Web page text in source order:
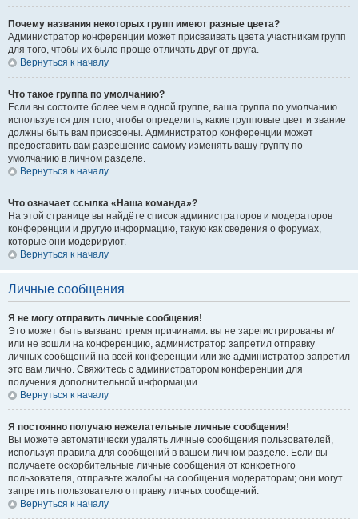
Почему названия некоторых групп имеют разные цвета?
Администратор конференции может присваивать цвета участникам групп
для того, чтобы их было проще отличать друг от друга.
Вернуться к началу
Что такое группа по умолчанию?
Если вы состоите более чем в одной группе, ваша группа по умолчанию
используется для того, чтобы определить, какие групповые цвет и звание
должны быть вам присвоены. Администратор конференции может
предоставить вам разрешение самому изменять вашу группу по
умолчанию в личном разделе.
Вернуться к началу
Что означает ссылка «Наша команда»?
На этой странице вы найдёте список администраторов и модераторов
конференции и другую информацию, такую как сведения о форумах,
которые они модерируют.
Вернуться к началу
Личные сообщения
Я не могу отправить личные сообщения!
Это может быть вызвано тремя причинами: вы не зарегистрированы и/
или не вошли на конференцию, администратор запретил отправку
личных сообщений на всей конференции или же администратор запретил
это вам лично. Свяжитесь с администратором конференции для
получения дополнительной информации.
Вернуться к началу
Я постоянно получаю нежелательные личные сообщения!
Вы можете автоматически удалять личные сообщения пользователей,
используя правила для сообщений в вашем личном разделе. Если вы
получаете оскорбительные личные сообщения от конкретного
пользователя, отправьте жалобы на сообщения модераторам; они могут
запретить пользователю отправку личных сообщений.
Вернуться к началу